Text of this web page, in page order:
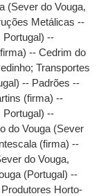
(Sever do Vouga,
Metálicas --
Portugal) --
-- Cedrim do
;Transportes
-- Padrões --
(firma) --
Portugal) --
do Vouga (Sever
(firma) --
do Vouga,
(Portugal) --
Horto-